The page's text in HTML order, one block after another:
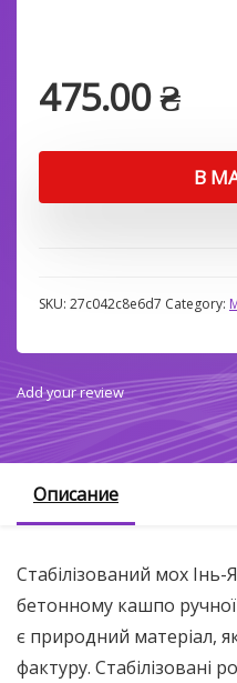
475.00₴
В
SKU: 27c042c8e6d7 Category:
Add your review
Описание
Стабілізований мох
бетонному кашпо
є природний матеріал,
фактуру. Стабілізовані